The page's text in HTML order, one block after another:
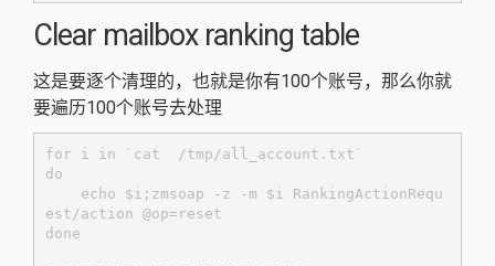
Clear mailbox ranking table
这是要逐个清理的，也就是你有100个账号，那么你就
要遍历100个账号去处理
for i in `cat  /tmp/all_account.txt`
do
est/action @op=reset
done